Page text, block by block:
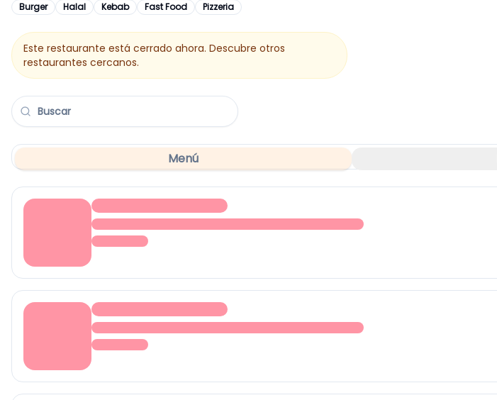
Burger Halal Kebab Fast Food Pizzeria
Este restaurante está cerrado ahora. Descubre otros
restaurantes cercanos.
Menú